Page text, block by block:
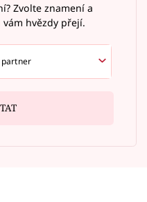
Zvolte znamení a
hvězdy přejí.